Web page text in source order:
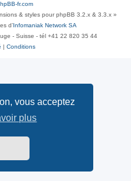
vous acceptez
plus
fr.com
& styles pour phpBB 3.2.x & 3.3.x »
d’ Infomaniak Network SA
- Suisse - tél +41 22 820 35 44
Conditions